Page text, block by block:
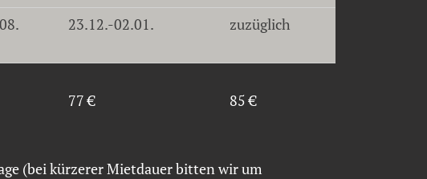
23.12.-02.01. zuzüglich
77 € 85 €
(bei kürzerer Mietdauer bitten wir um